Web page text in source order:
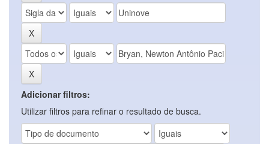
Adicionar filtros:
Utilizar filtros para refinar o resultado de busca.